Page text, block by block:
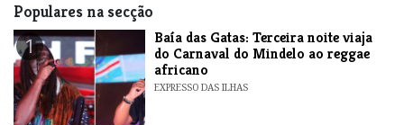
Populares na secção
1
Baía das Gatas: Terceira noite viaja
do Carnaval do Mindelo ao reggae
africano
EXPRESSO DAS ILHAS